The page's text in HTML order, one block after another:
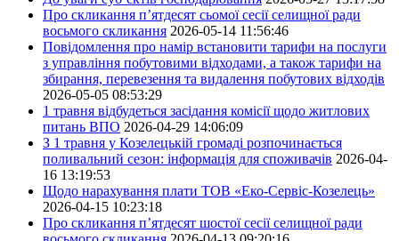
Про скликання п’ятдесят сьомої сесії селищної ради
восьмого скликання 2026-05-14 11:56:46
Повідомлення про намір встановити тарифи на послуги
з управління побутовими відходами, а також тарифи на
збирання, перевезення та видалення побутових відходів
2026-05-05 08:53:29
1 травня відбудеться засідання комісії щодо житлових
питань ВПО 2026-04-29 14:06:09
З 1 травня у Козелецькій громаді розпочинається
поливальний сезон: інформація для споживачів 2026-04-
16 13:19:53
Щодо нарахування плати ТОВ «Еко-Сервіс-Козелець»
2026-04-15 10:23:18
Про скликання п’ятдесят шостої сесії селищної ради